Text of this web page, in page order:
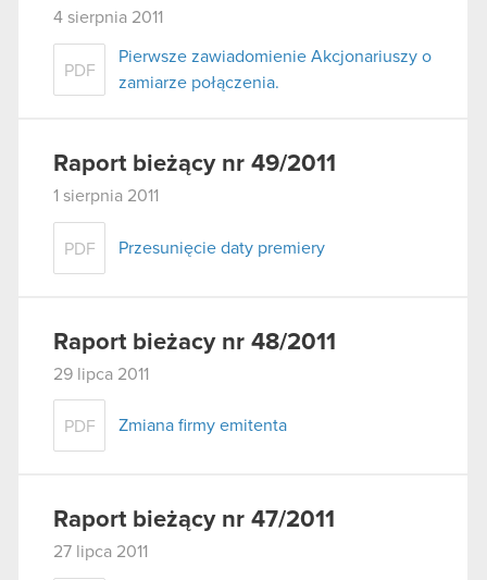
4 sierpnia 2011
PDF
Pierwsze zawiadomienie Akcjonariuszy o
zamiarze połączenia.
Raport bieżący nr 49/2011
1 sierpnia 2011
PDF Przesunięcie daty premiery
Raport bieżacy nr 48/2011
29 lipca 2011
PDF Zmiana firmy emitenta
Raport bieżący nr 47/2011
27 lipca 2011